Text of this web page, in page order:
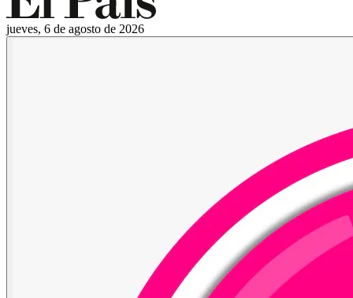
jueves, 6 de agosto de 2026